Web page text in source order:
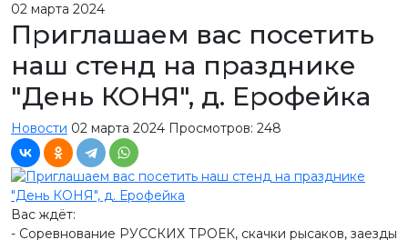
02 марта 2024
Приглашаем вас посетить
наш стенд на празднике
"День КОНЯ", д. Ерофейка
Новости 02 марта 2024 Просмотров: 248
Вас ждёт:
- Соревнование РУССКИХ ТРОЕК, скачки рысаков, заезды